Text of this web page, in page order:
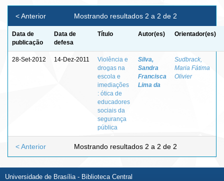
Mostrando resultados 2 a 2 de 2
< Anterior
Data de
publicação
Data de
defesa
Título Autor(es) Orientador(es)
28-Set-2012 14-Dez-2011
Violência e
drogas na
escola e
imediações
: ótica de
educadores
sociais da
segurança
pública
Silva,
Sandra
Francisca
Lima da
Sudbrack,
Maria Fátima
Olivier
Mostrando resultados 2 a 2 de 2
< Anterior
Universidade de Brasília - Biblioteca Central